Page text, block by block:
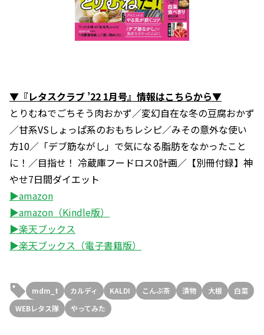
▼『レタスクラブ ’22 1月号』情報はこちらから▼
とりむねでごちそう肉おかず／変幻自在な冬の豆腐おかず
／甘系VSしょっぱ系のおもちレシピ／みその意外な使い
方10／「デブ筋ながし」で気になる脂肪をなかったこと
に！／目指せ！ 冷蔵庫フードロス0計画／【別冊付録】神
やせ7日間ダイエット
▶amazon
▶amazon（Kindle版）
▶楽天ブックス
▶楽天ブックス（電子書籍版）
mdm_t カルディ KALDI こんぶ茶 漬物 大根
白菜
WEBレタス隊
やってみた